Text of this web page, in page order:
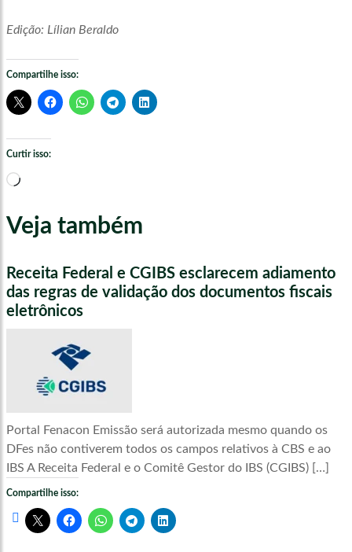
Edição: Lílian Beraldo
Compartilhe isso:
Curtir isso:
Carregando...
Veja também
Receita Federal e CGIBS esclarecem adiamento
das regras de validação dos documentos fiscais
eletrônicos
Portal Fenacon Emissão será autorizada mesmo quando os
DFes não contiverem todos os campos relativos à CBS e ao
IBS A Receita Federal e o Comitê Gestor do IBS (CGIBS) […]
Compartilhe isso: